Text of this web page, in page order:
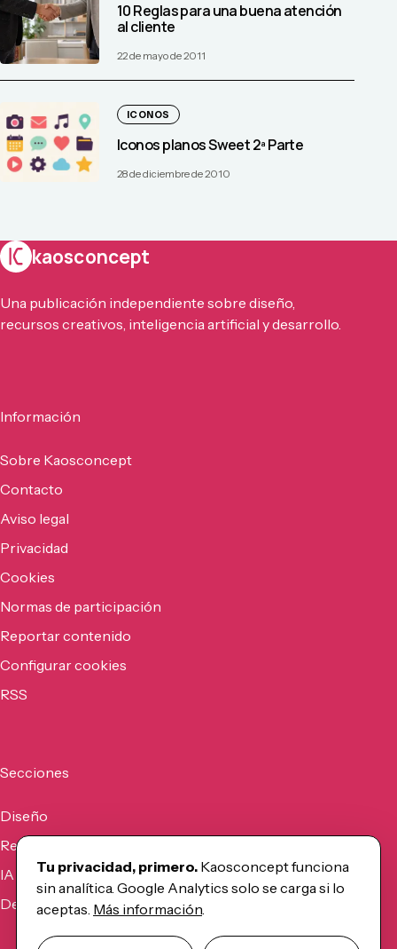
10 Reglas para una buena atención
al cliente
22 de mayo de 2011
ICONOS
Iconos planos Sweet 2ª Parte
28 de diciembre de 2010
kaosconcept
Una publicación independiente sobre diseño,
recursos creativos, inteligencia artificial y desarrollo.
Información
Sobre Kaosconcept
Contacto
Aviso legal
Privacidad
Cookies
Normas de participación
Reportar contenido
Configurar cookies
RSS
Secciones
Diseño
Recursos
IA
Desarrollo
Tu privacidad, primero. Kaosconcept funciona
sin analítica. Google Analytics solo se carga si lo
aceptas. Más información.